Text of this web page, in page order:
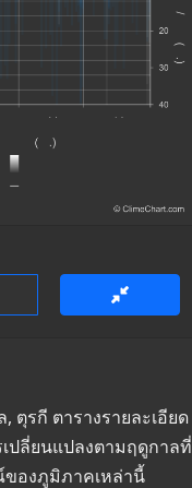
รกี ตารางรายละเอียด
ปลี่ยนแปลงตามฤดูกาลที่
ของภูมิภาคเหล่านี้